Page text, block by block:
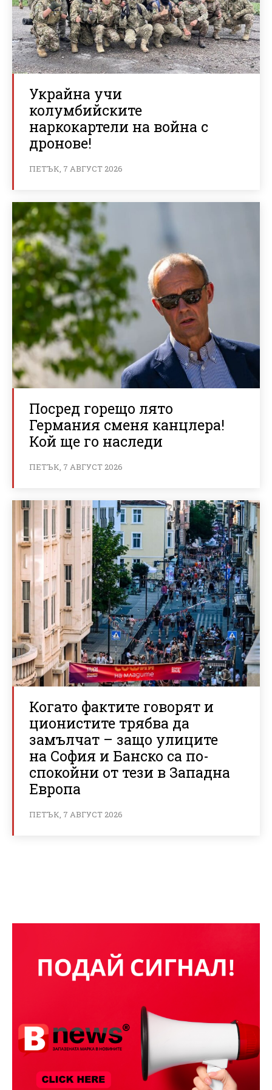
Украйна учи
колумбийските
наркокартели на война с
дронове!
ПЕТЪК, 7 АВГУСТ 2026
Посред горещо лято
Германия сменя канцлера!
Кой ще го наследи
ПЕТЪК, 7 АВГУСТ 2026
Когато фактите говорят и
ционистите трябва да
замълчат – защо улиците
на София и Банско са по-
спокойни от тези в Западна
Европа
ПЕТЪК, 7 АВГУСТ 2026